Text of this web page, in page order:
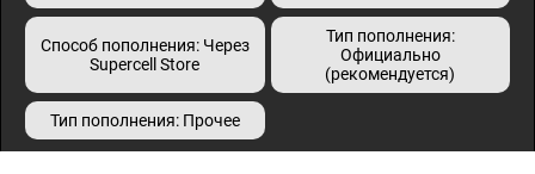
Способ пополнения: Через
Supercell Store
Тип пополнения:
Официально
(рекомендуется)
Тип пополнения: Прочее